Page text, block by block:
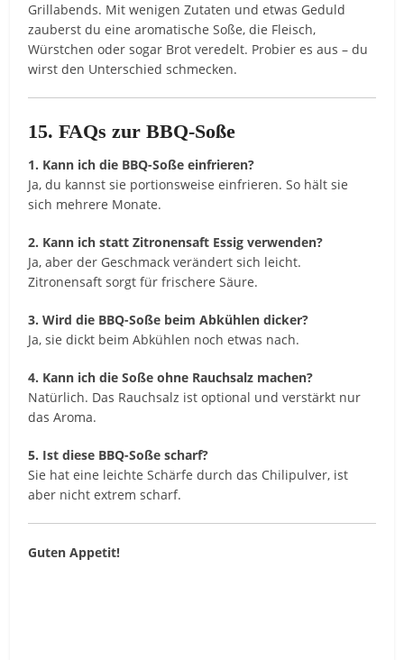
Grillabends. Mit wenigen Zutaten und etwas Geduld
zauberst du eine aromatische Soße, die Fleisch,
Würstchen oder sogar Brot veredelt. Probier es aus – du
wirst den Unterschied schmecken.
15. FAQs zur BBQ-Soße
1. Kann ich die BBQ-Soße einfrieren?
Ja, du kannst sie portionsweise einfrieren. So hält sie
sich mehrere Monate.
2. Kann ich statt Zitronensaft Essig verwenden?
Ja, aber der Geschmack verändert sich leicht.
Zitronensaft sorgt für frischere Säure.
3. Wird die BBQ-Soße beim Abkühlen dicker?
Ja, sie dickt beim Abkühlen noch etwas nach.
4. Kann ich die Soße ohne Rauchsalz machen?
Natürlich. Das Rauchsalz ist optional und verstärkt nur
das Aroma.
5. Ist diese BBQ-Soße scharf?
Sie hat eine leichte Schärfe durch das Chilipulver, ist
aber nicht extrem scharf.
Guten Appetit!